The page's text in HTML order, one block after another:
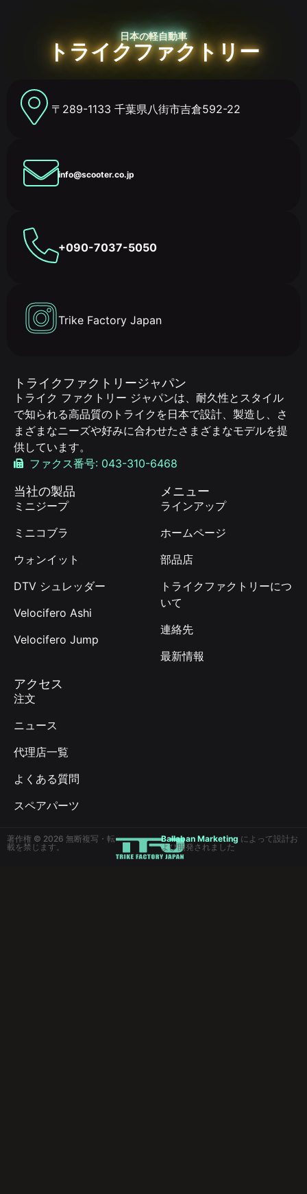
日本の軽自動車
トライクファクトリー
〒289-1133 千葉県八街市吉倉592-22
info@scooter.co.jp
+090-7037-5050
Trike Factory Japan
当社の製品
ミニジープ
ミニコブラ
ウォンイット
DTV シュレッダー
Velocifero Ashi
Velocifero Jump
メニュー
ラインアップ
ホームページ
部品店
トライクファクトリーにつ
いて
連絡先
最新情報
アクセス
注文
ニュース
代理店一覧
よくある質問
スペアパーツ
トライクファクトリージャパン
トライク ファクトリー ジャパンは、耐久性とスタイル
で知られる高品質のトライクを日本で設計、製造し、さ
まざまなニーズや好みに合わせたさまざまなモデルを提
供しています。
ファクス番号: 043-310-6468
著作権 © 2026 無断複写・転
載を禁じます。
Ballaban Marketing によって設計お
よび開発されました